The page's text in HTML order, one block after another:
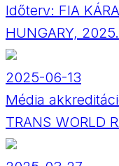
Időterv: FIA
HUNGARY,
2025-06-13
Média
TRANS WORLD